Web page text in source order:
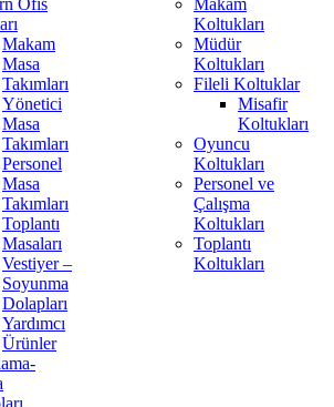
Ofis
Makam
Masa
Takımları
Yönetici
Masa
Takımları
Personel
Masa
Takımları
Toplantı
Masaları
Vestiyer –
Soyunma
Dolapları
Yardımcı
Ürünler
Makam
Koltukları
Müdür
Koltukları
Fileli Koltuklar
Misafir
Koltukları
Oyuncu
Koltukları
Personel ve
Çalışma
Koltukları
Toplantı
Koltukları